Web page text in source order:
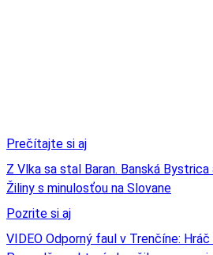
Prečítajte si aj
Z Vlka sa stal Baran. Banská
Žiliny s minulosťou na Slovane
Pozrite si aj
VIDEO Odporný faul v Trenčíne: